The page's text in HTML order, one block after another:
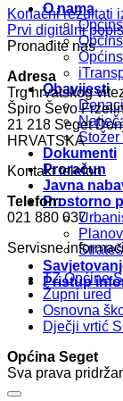
O nama
Obavijesti
Stožer
Dokumenti
Proračun
Javna
Prostorno
Pristup
Konačni rezultati
Prvi digitalni
Pronađite nas
Adresa
Trg hrvatskog
Špiro Ševo
21 218 Seget
HRVATSKA
Kontakt telefon
Telefon:
021 880 037
Servisne
TZ Općine
Župni ured
Osnovna
Dječji vrtić
Općina Seget
Sva prava